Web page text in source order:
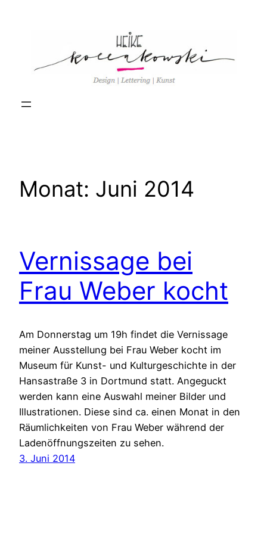
Monat: Juni 2014
Vernissage bei
Frau Weber kocht
Am Donnerstag um 19h findet die Vernissage
meiner Ausstellung bei Frau Weber kocht im
Museum für Kunst- und Kulturgeschichte in der
Hansastraße 3 in Dortmund statt. Angeguckt
werden kann eine Auswahl meiner Bilder und
Illustrationen. Diese sind ca. einen Monat in den
Räumlichkeiten von Frau Weber während der
Ladenöffnungszeiten zu sehen.
3. Juni 2014